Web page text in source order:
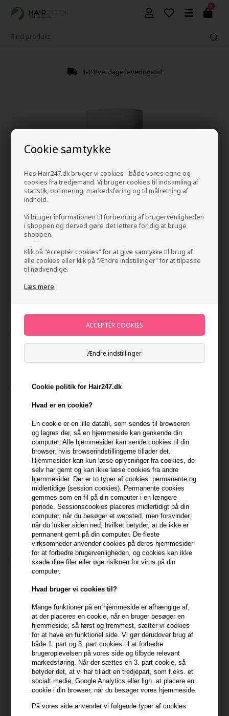
Cookie samtykke
Hos Hair247.dk bruger vi cookies - både vores egne og
cookies fra tredjemand. Vi bruger cookies til indsamling af
statistik, optimering, markedsføring og til målretning af
indhold.
Vi bruger informationen til forbedring af brugervenligheden
i shoppen og derved gøre det lettere for dig at bruge
shoppen.
Klik på "Acceptér cookies" for at give samtykke til brug af
alle cookies eller klik på "Ændre indstillinger" for at tilpasse
til nødvendige.
Læs mere
Ændre indstillinger
Cookie politik for Hair247.dk
Hvad er en cookie?
En cookie er en lille datafil, som sendes til browseren
og lagres der, så en hjemmeside kan genkende din
computer. Alle hjemmesider kan sende cookies til din
browser, hvis browserindstillingerne tillader det.
Hjemmesider kan kun læse oplysninger fra cookies, de
selv har gemt og kan ikke læse cookies fra andre
hjemmesider. Der er to typer af cookies: permanente og
midlertidige (session cookies). Permanente cookies
gemmes som en fil på din computer i en længere
periode. Sessionscookies placeres midlertidigt på din
computer, når du besøger et websted, men forsvinder,
når du lukker siden ned, hvilket betyder, at de ikke er
permanent gemt på din computer. De fleste
virksomheder anvender cookies på deres hjemmesider
for at forbedre brugervenligheden, og cookies kan ikke
skade dine filer eller øge risikoen for virus på din
computer.
Hvad bruger vi cookies til?
Mange funktioner på en hjemmeside er afhængige af,
at der placeres en cookie, når en bruger besøger en
hjemmeside, så først og fremmest, sætter vi cookies
for at have en funktionel side. Vi gør derudover brug af
både 1. part og 3. part cookies til at forbedre
brugeroplevelsen på vores side og tilbyde relevant
markedsføring. Når der sættes en 3. part cookie, så
betyder det, at vi har tilladt en tredjepart, som f.eks. et
socialt medie, Google Analytics eller lign. at placere en
cookie i din browser, når du besøger vores hjemmeside.
På vores side anvender vi følgende typer af cookies:
0
1-2 hverdage leveringstid
Jorgobé AHA Exfoliator 50ml
Mærker»Jorgobé Brand:Jorgobe
Normalpris: 230,00
Tilbuddet gælder: 30.07.26 - 13.08.26
På lager- Leveringstid 1-2 dage
Du får 9 DKK til dit næste køb når du køber denne vare -Vis
min konto
399,10 DKK FRA GRATIS FRAGT
Beskrivelse Anmeldelser
Jorgobé AHA Exfoliator er en effektiv eksfoliering med AHA-syrer,
der fjerner døde hudceller og fremmer en glattere, mere
Egenskaber
Denne eksfoliator indeholder en blanding af AHA-syrer, der
skånsomt opløser døde hudceller og stimulerer cellefornyelsen.
Formlen hjælper med at reducere tilstoppede porer, ujævn
hudtone og fine linjer, samtidig med at den efterlader huden blød
og frisk. Velegnet til de fleste hudtyper, især dem med behov for
fornyet glød.
Anvendelse
- Påfør et tyndt lag på ren, tør hud - Lad virke i 5-10 minutter